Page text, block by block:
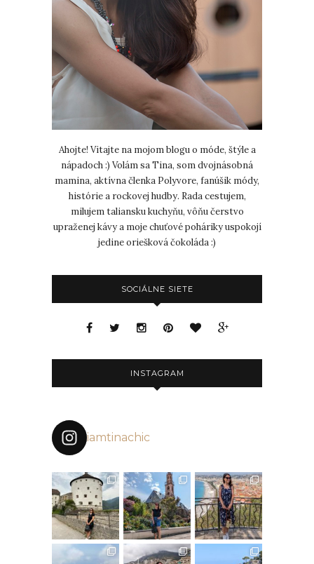
Ahojte! Vitajte na mojom blogu o móde, štýle a
nápadoch :) Volám sa Tina, som dvojnásobná
mamina, aktívna členka Polyvore, fanúšik módy,
histórie a rockovej hudby. Rada cestujem,
milujem taliansku kuchyňu, vôňu čerstvo
upraženej kávy a moje chuťové poháriky uspokojí
jedine oriešková čokoláda :)
SOCIÁLNE SIETE
INSTAGRAM
iamtinachic